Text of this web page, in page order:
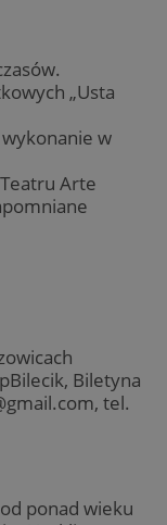
„Usta
w
Arte
Biletyna
, tel.
ponad wieku